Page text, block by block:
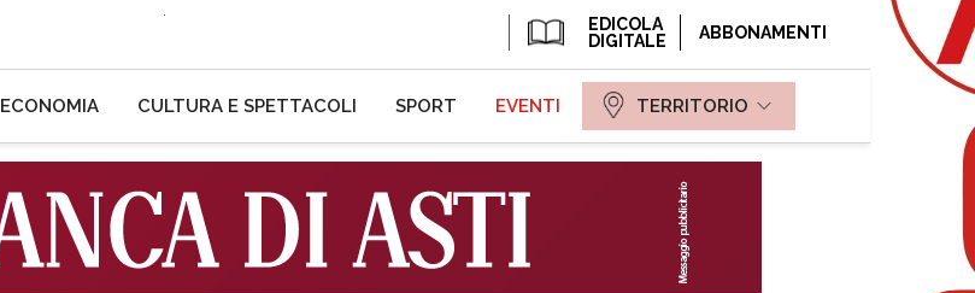
EDICOLA
DIGITALE
ABBONAMENTI
ECONOMIA CULTURA E SPETTACOLI SPORT EVENTI TERRITORIO